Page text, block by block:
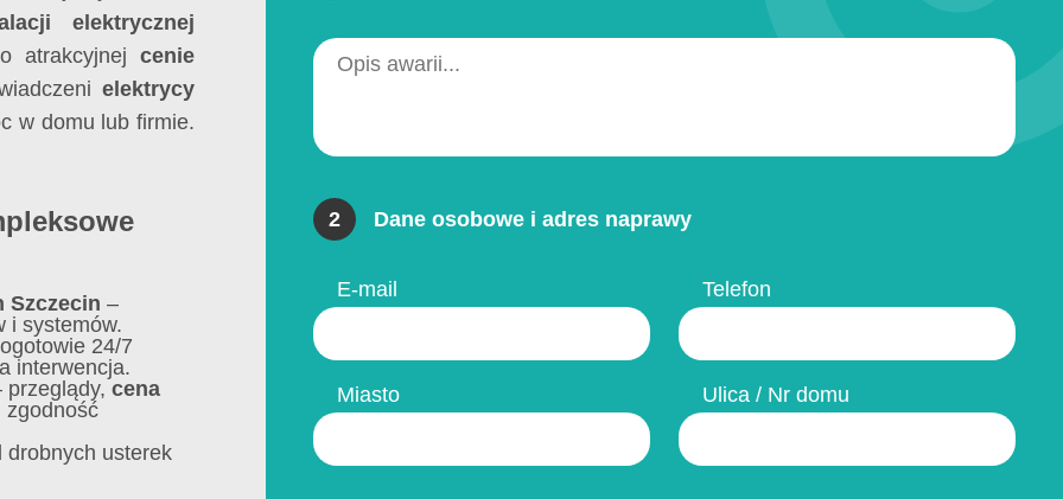
elektrycznej
atrakcyjnejcenie
elektrycy
w domu lub firmie.
Szczecin –
i systemów.
24/7
interwencja.
cena
zgodność
usterek
2 Dane osobowe i adres naprawy
E-mail Telefon
Miasto Ulica / Nr domu